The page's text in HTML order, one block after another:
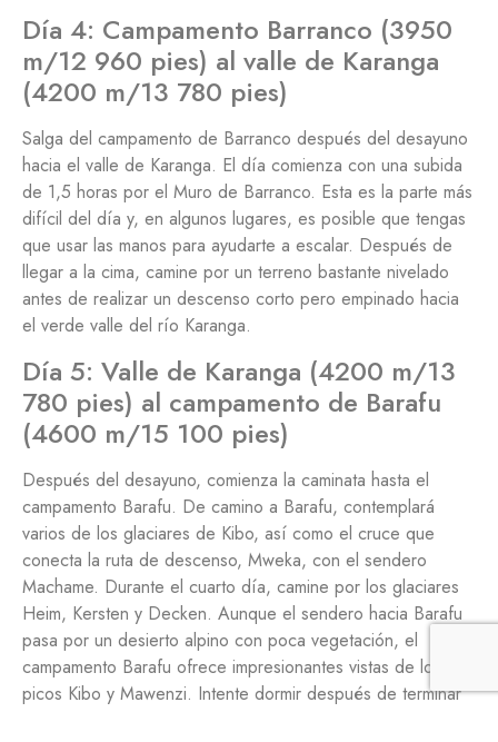
Día 4: Campamento Barranco (3950
m/12 960 pies) al valle de Karanga
(4200 m/13 780 pies)
Salga del campamento de Barranco después del desayuno
hacia el valle de Karanga. El día comienza con una subida
de 1,5 horas por el Muro de Barranco. Esta es la parte más
difícil del día y, en algunos lugares, es posible que tengas
que usar las manos para ayudarte a escalar. Después de
llegar a la cima, camine por un terreno bastante nivelado
antes de realizar un descenso corto pero empinado hacia
el verde valle del río Karanga.
Día 5: Valle de Karanga (4200 m/13
780 pies) al campamento de Barafu
(4600 m/15 100 pies)
Después del desayuno, comienza la caminata hasta el
campamento Barafu. De camino a Barafu, contemplará
varios de los glaciares de Kibo, así como el cruce que
conecta la ruta de descenso, Mweka, con el sendero
Machame. Durante el cuarto día, camine por los glaciares
Heim, Kersten y Decken. Aunque el sendero hacia Barafu
pasa por un desierto alpino con poca vegetación, el
campamento Barafu ofrece impresionantes vistas de los
picos Kibo y Mawenzi. Intente dormir después de terminar